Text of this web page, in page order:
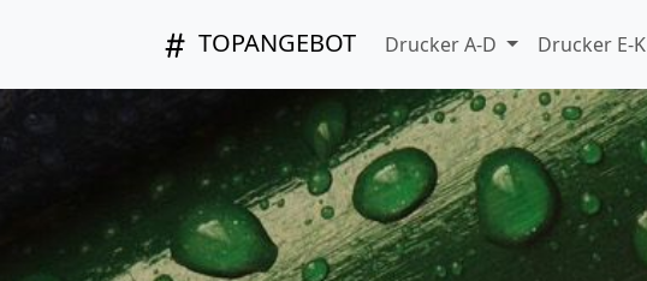
TOPANGEBOT Drucker A-D Drucker E-K